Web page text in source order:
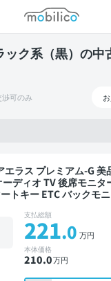
モビリコ
ック系（黒）の中
可のみ
レミアム-G 美品 整備記録簿
ディオ TV 後席モニタ
トキー ETC バックモ
支払総額
221.0 万円
本体価格
210.0万円